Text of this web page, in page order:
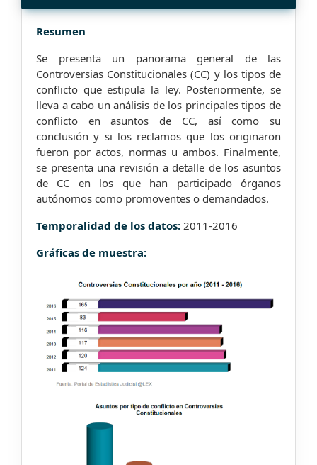
Resumen
Se presenta un panorama general de las
Controversias Constitucionales (CC) y los tipos de
conflicto que estipula la ley. Posteriormente, se
lleva a cabo un análisis de los principales tipos de
conflicto en asuntos de CC, así como su
conclusión y si los reclamos que los originaron
fueron por actos, normas u ambos. Finalmente,
se presenta una revisión a detalle de los asuntos
de CC en los que han participado órganos
autónomos como promoventes o demandados.
Temporalidad de los datos: 2011-2016
Gráficas de muestra: